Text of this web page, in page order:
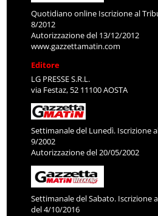
Quotidiano online Iscrizione al
8/2012
Autorizzazione del 13/12/2012
www.gazzettamatin.com
Editore
LG PRESSE S.R.L.
via Festaz, 52 11100 AOSTA
Settimanale del Lunedì. Iscrizione
9/2002
Autorizzazione del 20/05/2002
Settimanale del Sabato. Iscrizione
del 4/10/2016